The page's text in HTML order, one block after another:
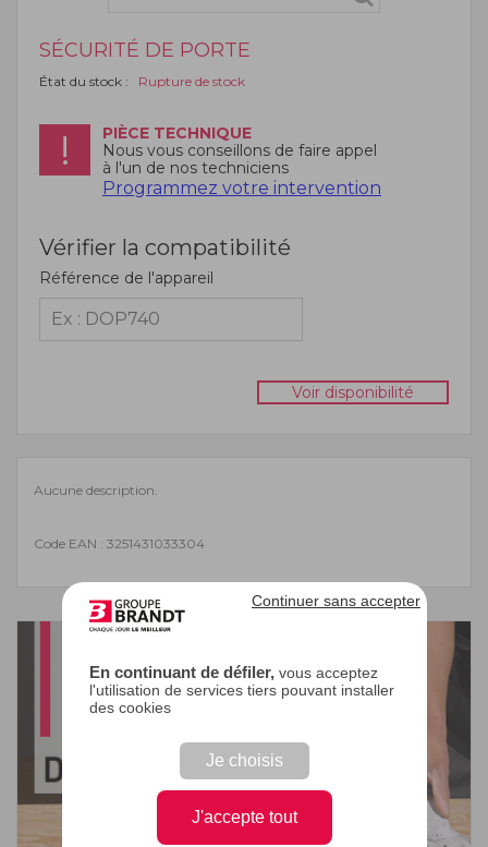
En continuant de défiler, vous acceptez
l'utilisation de services tiers pouvant installer
des cookies
Je choisis
J'accepte tout
Continuer sans accepter
SÉCURITÉ DE PORTE
État du stock : Rupture de stock
PIÈCE TECHNIQUE
Nous vous conseillons de faire appel
à l'un de nos techniciens
Programmez votre intervention
Vérifier la compatibilité
Référence de l'appareil
Voir disponibilité
Aucune description.
Code EAN : 3251431033304